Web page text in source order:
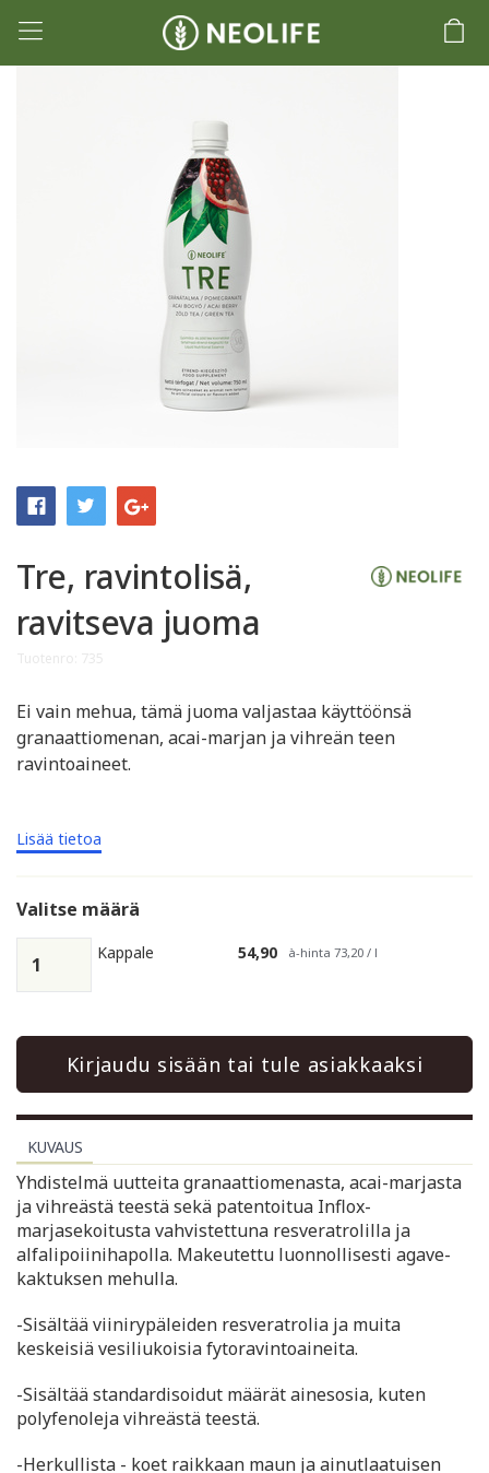
Tre, ravintolisä,
ravitseva juoma
Ei vain mehua, tämä juoma valjastaa käyttöönsä
granaattiomenan, acai-marjan ja vihreän teen
ravintoaineet.
Lisää tietoa
Valitse määrä
Kappale 54,90 à-hinta 73,20 / l
Kirjaudu sisään tai tule asiakkaaksi
KUVAUS
Yhdistelmä uutteita granaattiomenasta, acai-marjasta
ja vihreästä teestä sekä patentoitua Inflox-
marjasekoitusta vahvistettuna resveratrolilla ja
alfalipoiinihapolla. Makeutettu luonnollisesti agave-
kaktuksen mehulla.
-Sisältää viinirypäleiden resveratrolia ja muita
keskeisiä vesiliukoisia fytoravintoaineita.
-Sisältää standardisoidut määrät ainesosia, kuten
polyfenoleja vihreästä teestä.
-Herkullista - koet raikkaan maun ja ainutlaatuisen